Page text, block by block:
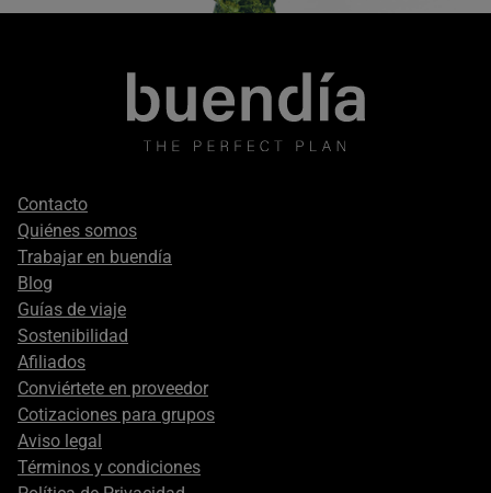
Footer
secondary
Contacto
Quiénes somos
Trabajar en buendía
Blog
Guías de viaje
Sostenibilidad
Afiliados
Conviértete en proveedor
Cotizaciones para grupos
Aviso legal
Términos y condiciones